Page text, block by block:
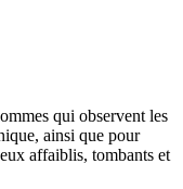
qui observent les
ainsi que pour
affaiblis, tombants et